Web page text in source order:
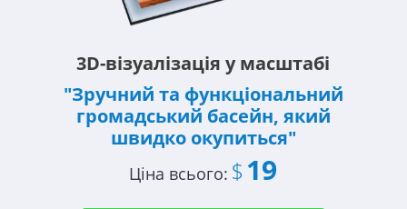
3D-візуалізація у масштабі
"Зручний та функціональний
громадський басейн, який
швидко окупиться"
Ціна всього: $ 19